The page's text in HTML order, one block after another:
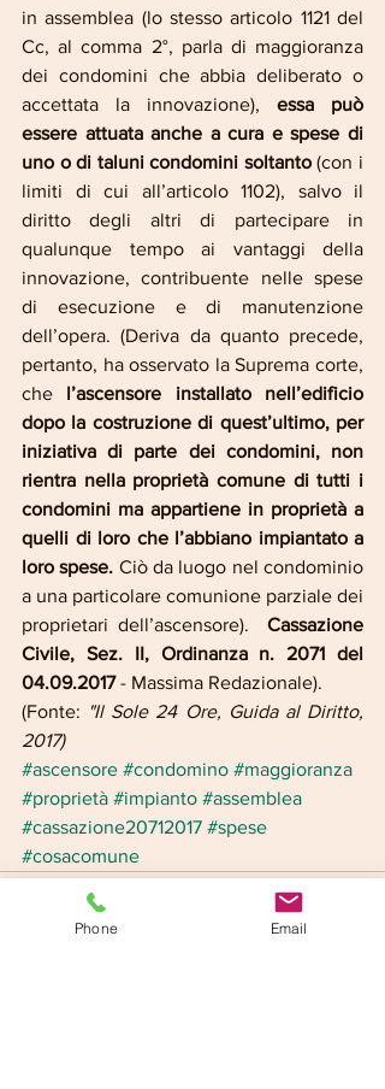
in assemblea (lo stesso articolo 1121 del
Cc, al comma 2°, parla di maggioranza
dei condomini che abbia deliberato o
accettata la innovazione), essa può
essere attuata anche a cura e spese di
uno o di taluni condomini soltanto (con i
limiti di cui all’articolo 1102), salvo il
diritto degli altri di partecipare in
qualunque tempo ai vantaggi della
innovazione, contribuente nelle spese
di esecuzione e di manutenzione
dell’opera. (Deriva da quanto precede,
pertanto, ha osservato la Suprema corte,
che l’ascensore installato nell’edificio
dopo la costruzione di quest’ultimo, per
iniziativa di parte dei condomini, non
rientra nella proprietà comune di tutti i
condomini ma appartiene in proprietà a
quelli di loro che l’abbiano impiantato a
loro spese. Ciò da luogo nel condominio
a una particolare comunione parziale dei
proprietari dell’ascensore). Cassazione
Civile, Sez. II, Ordinanza n. 2071 del
04.09.2017 - Massima Redazionale).
(Fonte: "Il Sole 24 Ore, Guida al Diritto,
2017)
#ascensore #condomino #maggioranza
#proprietà #impianto #assemblea
#cassazione20712017 #spese
#cosacomune
Phone Email